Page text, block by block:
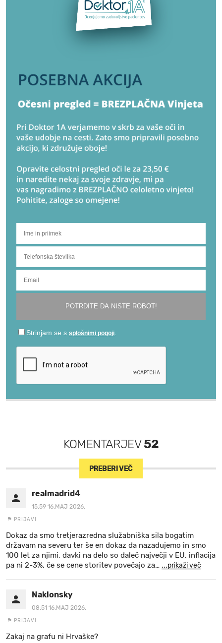
KOMENTARJEV52
PREBERI VEČ
realmadrid4
15:59 16.MAJ 2026.
PRIJAVI
Dokaz da smo tretjerazredna služabniška sila bogatim
državam na severu ter še en dokaz da nazadujemo in smo
100 let za njimi, davki na delo so daleč največji v EU, inflacija
pa ni 2-3%, če se cene storitev povečajo za… ...prikaži več
Naklonsky
08:51 16.MAJ 2026.
PRIJAVI
Zakaj na grafu ni Hrvaške?